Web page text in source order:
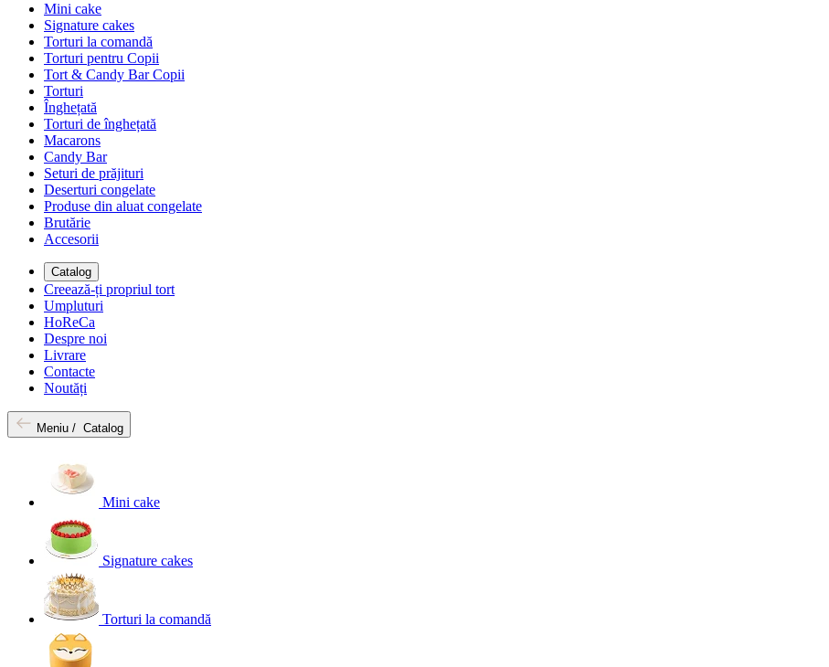
Mini cake
Signature cakes
Torturi la comandă
Torturi pentru Copii
Tort & Candy Bar Copii
Torturi
Înghețată
Torturi de înghețată
Macarons
Candy Bar
Seturi de prăjituri
Deserturi congelate
Produse din aluat congelate
Brutărie
Accesorii
Catalog
Creează-ți propriul tort
Umpluturi
HoReCa
Despre noi
Livrare
Contacte
Noutăți
Meniu / Catalog
Mini cake
Signature cakes
Torturi la comandă